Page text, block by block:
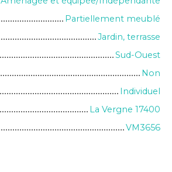
Partiellement meublé
Jardin, terrasse
Sud-Ouest
Non
Individuel
La Vergne 17400
VM3656